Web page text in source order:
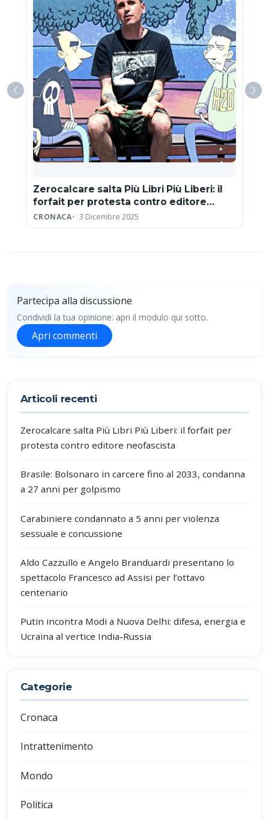
Zerocalcare salta Più Libri Più Liberi: il
forfait per protesta contro editore
neofascista
CRONACA 3 Dicembre 2025
Partecipa alla discussione
Condividi la tua opinione: apri il modulo qui sotto.
Apri commenti
Articoli recenti
Zerocalcare salta Più Libri Più Liberi: il forfait per
protesta contro editore neofascista
Brasile: Bolsonaro in carcere fino al 2033, condanna
a 27 anni per golpismo
Carabiniere condannato a 5 anni per violenza
sessuale e concussione
Aldo Cazzullo e Angelo Branduardi presentano lo
spettacolo Francesco ad Assisi per l’ottavo
centenario
Putin incontra Modi a Nuova Delhi: difesa, energia e
Ucraina al vertice India-Russia
Categorie
Cronaca
Intrattenimento
Mondo
Politica